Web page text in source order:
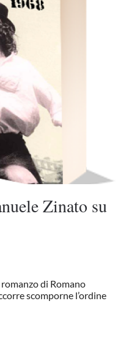
Zinato su
di Romano
scomporne l’ordine